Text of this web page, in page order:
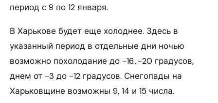
период с 9 по 12 января.
В Харькове будет еще холоднее. Здесь в
указанный период в отдельные дни ночью
возможно похолодание до -16…-20 градусов,
днем от -3 до -12 градусов. Снегопады на
Харьковщине возможны 9, 14 и 15 числа.